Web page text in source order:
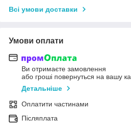
Всі умови доставки
Умови оплати
Ви отримаєте замовлення
або гроші повернуться на вашу
Детальніше
Оплатити частинами
Післяплата